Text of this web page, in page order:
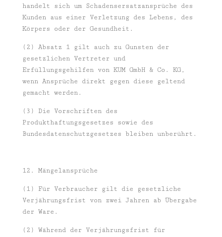
handelt sich um Schadensersatzansprüche des
Kunden aus einer Verletzung des Lebens, des
Körpers oder der Gesundheit.
(2) Absatz 1 gilt auch zu Gunsten der
gesetzlichen Vertreter und
Erfüllungsgehilfen von KUM GmbH & Co. KG,
wenn Ansprüche direkt gegen diese geltend
gemacht werden.
(3) Die Vorschriften des
Produkthaftungsgesetzes sowie des
Bundesdatenschutzgesetzes bleiben unberührt.
12. Mängelansprüche
(1) Für Verbraucher gilt die gesetzliche
Verjährungsfrist von zwei Jahren ab Übergabe
der Ware.
(2) Während der Verjährungsfrist für